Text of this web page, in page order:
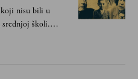
koji nisu bili u
školi.
dovoljno